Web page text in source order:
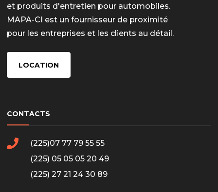
et produits d'entretien pour automobiles.
MAPA-CI est un fournisseur de proximité
pour les entreprises et les clients au détail.
LOCATION
CONTACTS
(225)07 77 79 55 55
(225) 05 05 05 20 49
(225) 27 21 24 30 89